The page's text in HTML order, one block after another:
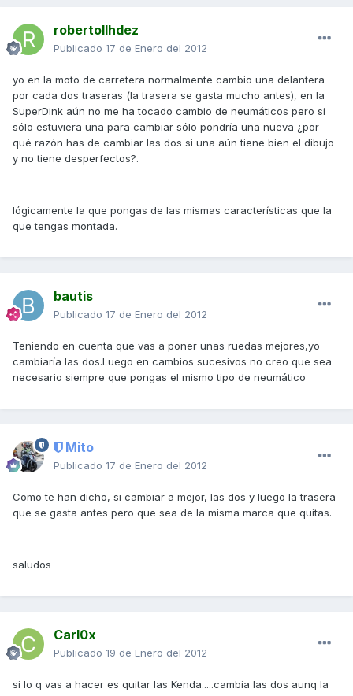
robertollhdez
Publicado 17 de Enero del 2012
yo en la moto de carretera normalmente cambio una delantera
por cada dos traseras (la trasera se gasta mucho antes), en la
SuperDink aún no me ha tocado cambio de neumáticos pero si
sólo estuviera una para cambiar sólo pondría una nueva ¿por
qué razón has de cambiar las dos si una aún tiene bien el dibujo
y no tiene desperfectos?.
lógicamente la que pongas de las mismas características que la
que tengas montada.
bautis
Publicado 17 de Enero del 2012
Teniendo en cuenta que vas a poner unas ruedas mejores,yo
cambiaría las dos.Luego en cambios sucesivos no creo que sea
necesario siempre que pongas el mismo tipo de neumático
Mito
Publicado 17 de Enero del 2012
Como te han dicho, si cambiar a mejor, las dos y luego la trasera
que se gasta antes pero que sea de la misma marca que quitas.
saludos
Carl0x
Publicado 19 de Enero del 2012
si lo q vas a hacer es quitar las Kenda.....cambia las dos aunq la